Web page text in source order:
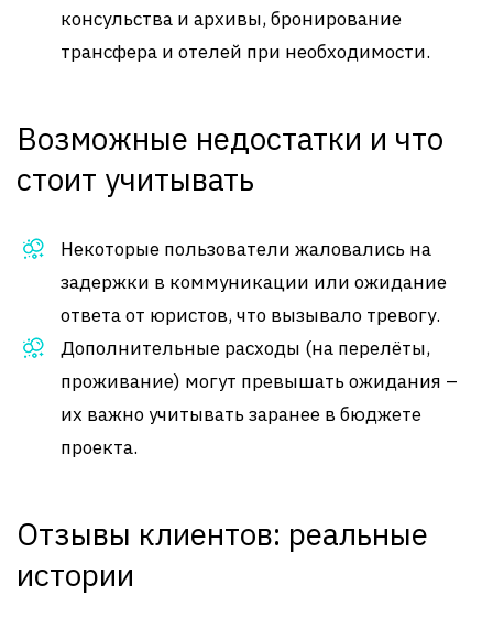
консульства и архивы, бронирование
трансфера и отелей при необходимости.
Возможные недостатки и что
стоит учитывать
Некоторые пользователи жаловались на
задержки в коммуникации или ожидание
ответа от юристов, что вызывало тревогу.
Дополнительные расходы (на перелёты,
проживание) могут превышать ожидания –
их важно учитывать заранее в бюджете
проекта.
Отзывы клиентов: реальные
истории